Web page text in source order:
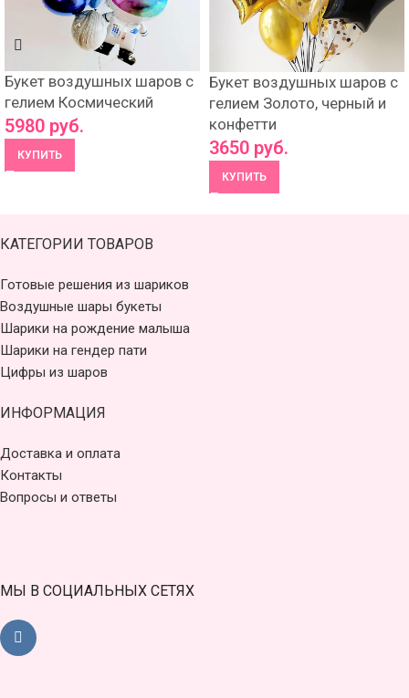
Букет воздушных шаров с
гелием Космический
5980 руб.
КУПИТЬ
Букет воздушных шаров с
гелием Золото, черный и
конфетти
3650 руб.
КУПИТЬ
КАТЕГОРИИ ТОВАРОВ
Готовые решения из шариков
Воздушные шары букеты
Шарики на рождение малыша
Шарики на гендер пати
Цифры из шаров
ИНФОРМАЦИЯ
Доставка и оплата
Контакты
Вопросы и ответы
МЫ В СОЦИАЛЬНЫХ СЕТЯХ